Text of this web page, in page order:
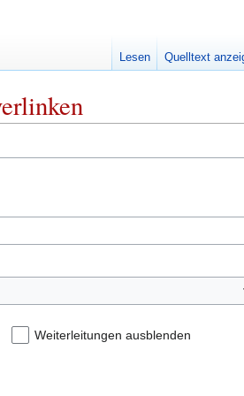
Weiterleitungen ausblenden
Lesen Quelltext